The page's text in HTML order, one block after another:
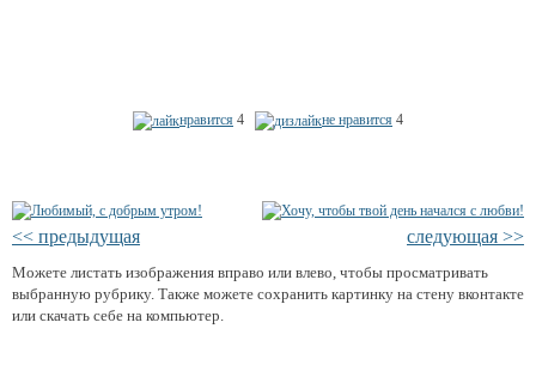
нравится 4 не нравится 4
<< предыдущая следующая >>
Можете листать изображения вправо или влево, чтобы просматривать
выбранную рубрику. Также можете сохранить картинку на стену вконтакте
или скачать себе на компьютер.